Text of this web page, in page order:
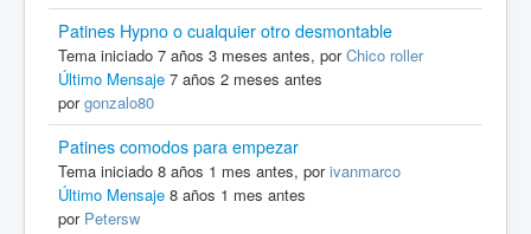
Patines Hypno o cualquier otro desmontable
Tema iniciado 7 años 3 meses antes, porChico roller
Último Mensaje 7 años 2 meses antes
porgonzalo80
Patines comodos para empezar
Tema iniciado 8 años 1 mes antes, porivanmarco
Último Mensaje 8 años 1 mes antes
por Petersw